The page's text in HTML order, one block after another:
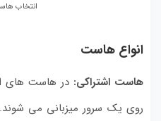
انتخاب
انواع هاست
هاست اشتراکی: در هاست های
روی یک سرور میزبانی می